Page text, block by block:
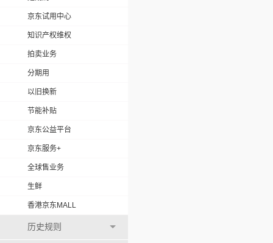
京东试用中心
知识产权维权
拍卖业务
分期用
以旧换新
节能补贴
京东公益平台
京东服务+
全球售业务
生鲜
香港京东MALL
历史规则